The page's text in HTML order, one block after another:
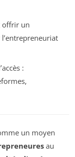
offrir un
:
un moyen
au